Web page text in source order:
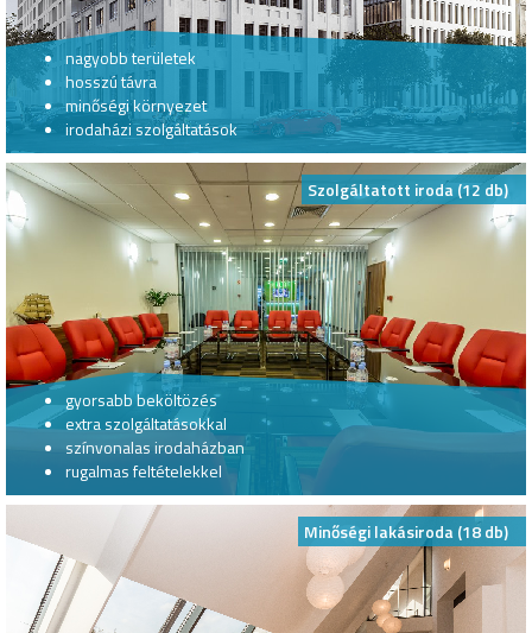
nagyobb területek
hosszú távra
minőségi környezet
irodaházi szolgáltatások
Szolgáltatott iroda (12 db)
gyorsabb beköltözés
extra szolgáltatásokkal
színvonalas irodaházban
rugalmas feltételekkel
Minőségi lakásiroda (18 db)